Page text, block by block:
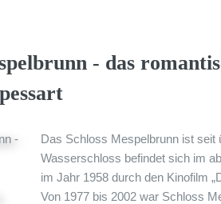
- das
Das Schloss Mespelbrunn ist seit
Wasserschloss befindet sich im
im Jahr 1958 durch den Kinofilm
Von 1977 bis 2002 war Schloss